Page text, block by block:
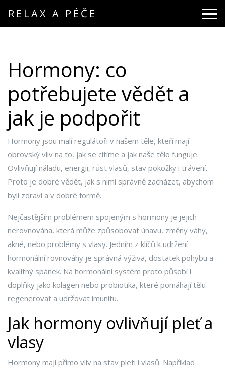
RELAX A PÉČE
Hormony: co
potřebujete vědět a
jak je podpořit
Hormony jsou malí regulátoři v našem těle, kteří mají
obrovský vliv na to, jak se cítíme a jak naše tělo funguje.
Ovlivňují náladu, energii, růst vlasů, stav pokožky i trávení.
Proto je dobré vědět, jak s nimi správně zacházet, abychom
byli zdraví a v dobré formě.
Nejčastějším problémem spojeným s hormony je jejich
nerovnováha, která může způsobovat únavu, změny váhy,
akné, nebo problémy s vlasy. Jedním z klíčů k udržení
hormonální rovnováhy je správná výživa, dostatek pohybu a
kvalitný spánek. Na hormonální systém proto působí i
doplňky jako kolagen nebo probiotika, které pomáhají tělu
regenerovat a udržovat imunitu.
Jak hormony ovlivňují pleť a
vlasy
Hormony mají přímo vliv na stav pleti i vlasů. Například